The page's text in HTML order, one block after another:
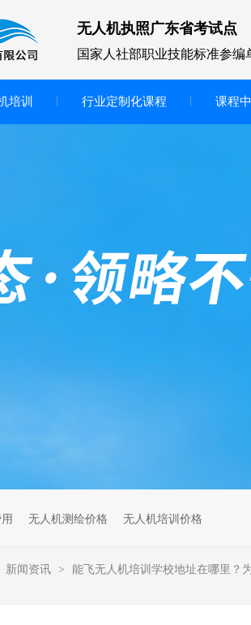
无人机执照广东省考试点
国家人社部职业技能标准参编
培训 行业定制化课程 课程
机考培基地工具
机考试评测系统
无人机测绘价格 无人机培训价格
新闻资讯 > 能飞无人机培训学校地址在哪里？